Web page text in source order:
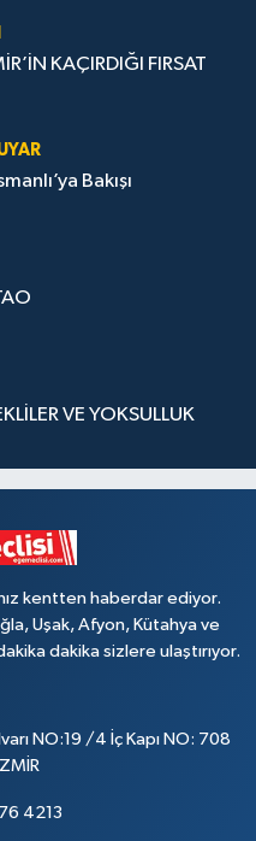
KAÇIRDIĞI FIRSAT
Bakışı
VE YOKSULLUK
kentten haberdar ediyor.
Uşak, Afyon, Kütahya ve
dakika sizlere ulaştırıyor.
NO:19 /4 İç Kapı NO: 708
4213